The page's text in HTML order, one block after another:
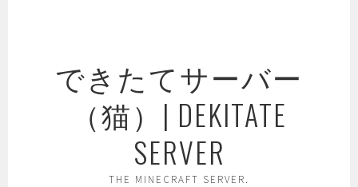
できたてサーバー
（猫）| DEKITATE
SERVER
THE MINECRAFT SERVER.